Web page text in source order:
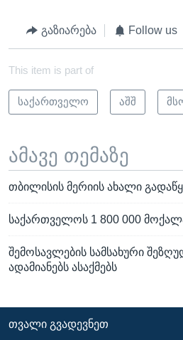
გაზიარება Follow us
This item is part of
საქართველო აშშ
ამავე თემაზე
თბილისის მერიის ახალი
საქართველოს 1 800 000
შემოსავლების სამსახური
ადამიანებს ასაქმებს
ᲗᲕᲐᲚᲘ ᲒᲕᲐᲓᲔᲕᲜᲔᲗ